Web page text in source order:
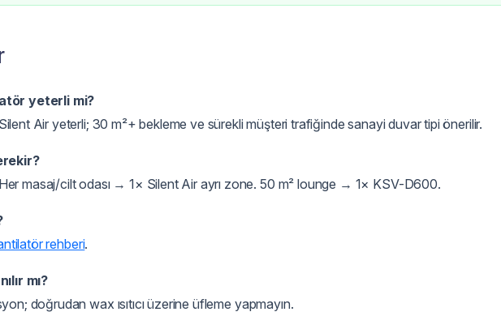
yeterli mi?
Air yeterli; 30 m²+ bekleme ve sürekli müşteri trafiğinde sanayi duvar tipi önerilir.
masaj/cilt odası → 1× Silent Air ayrı zone. 50 m² lounge → 1× KSV-D600.
rehberi.
mı?
doğrudan wax ısıtıcı üzerine üfleme yapmayın.